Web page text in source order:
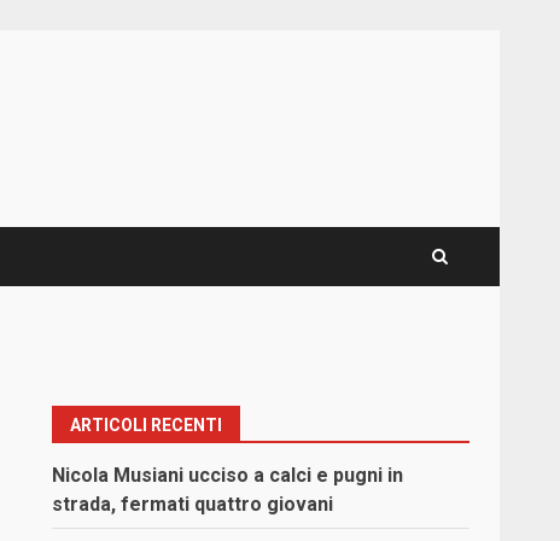
ARTICOLI RECENTI
Nicola Musiani ucciso a calci e pugni in
strada, fermati quattro giovani